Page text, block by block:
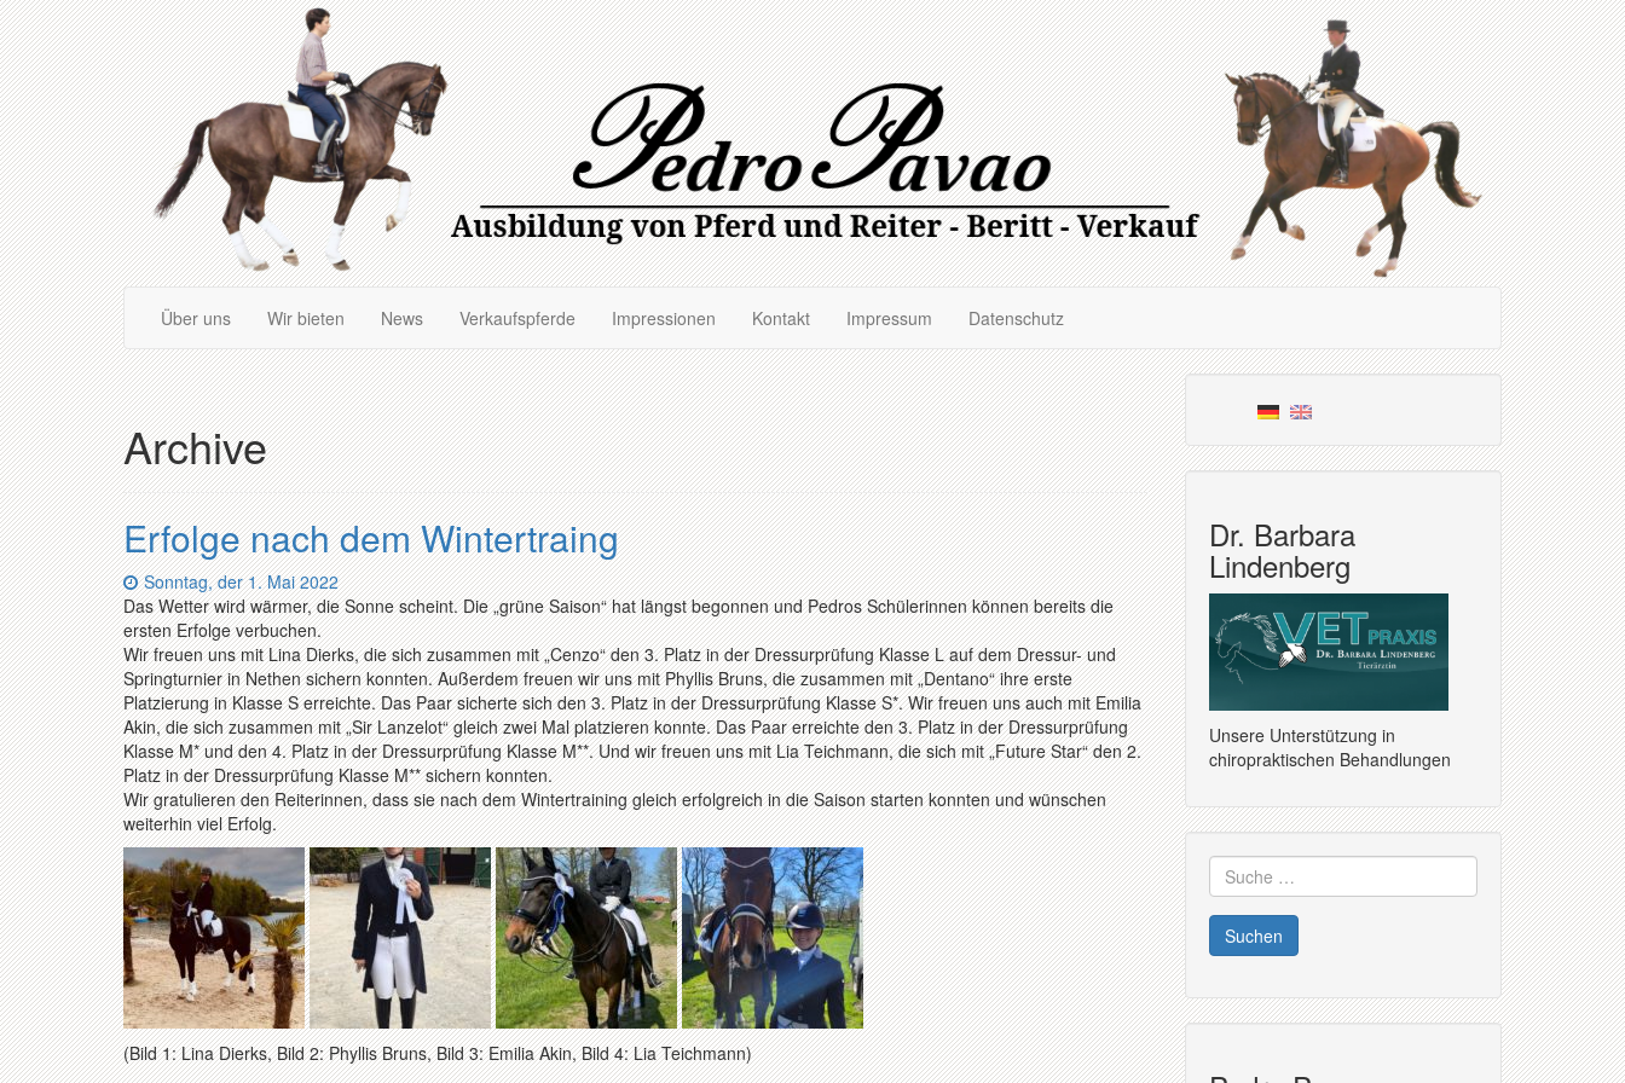
Zum
Hauptinhalt
springen
Über uns Wir bieten News Verkaufspferde Impressionen Kontakt Impressum Datenschutz
Archive
Erfolge nach dem Wintertraing
Datum:
Sonntag, der 1. Mai 2022
Das Wetter wird wärmer, die Sonne scheint. Die „grüne Saison“ hat längst begonnen und Pedros Schülerinnen können bereits die
ersten Erfolge verbuchen.
Wir freuen uns mit Lina Dierks, die sich zusammen mit „Cenzo“ den 3. Platz in der Dressurprüfung Klasse L auf dem Dressur- und
Springturnier in Nethen sichern konnten. Außerdem freuen wir uns mit Phyllis Bruns, die zusammen mit „Dentano“ ihre erste
Platzierung in Klasse S erreichte. Das Paar sicherte sich den 3. Platz in der Dressurprüfung Klasse S*. Wir freuen uns auch mit Emilia
Akin, die sich zusammen mit „Sir Lanzelot“ gleich zwei Mal platzieren konnte. Das Paar erreichte den 3. Platz in der Dressurprüfung
Klasse M* und den 4. Platz in der Dressurprüfung Klasse M**. Und wir freuen uns mit Lia Teichmann, die sich mit „Future Star“ den 2.
Platz in der Dressurprüfung Klasse M** sichern konnten.
Wir gratulieren den Reiterinnen, dass sie nach dem Wintertraining gleich erfolgreich in die Saison starten konnten und wünschen
weiterhin viel Erfolg.
(Bild 1: Lina Dierks, Bild 2: Phyllis Bruns, Bild 3: Emilia Akin, Bild 4: Lia Teichmann)
Dr. Barbara
Lindenberg
Unsere Unterstützung in
chiropraktischen Behandlungen
Suche
nach: